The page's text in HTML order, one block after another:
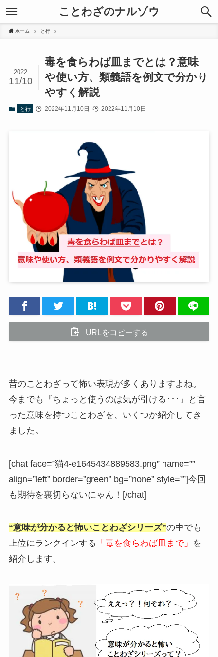
ことわざのナルゾウ
ホーム と行
毒を食らわば皿までとは？意味
や使い方、類義語を例文で分かり
やすく解説
2022
11/10
と行 2022年11月10日 2022年11月10日
URLをコピーする
昔のことわざって怖い表現が多くありますよね。
今までも『ちょっと使うのは気が引ける･･･』と言
った意味を持つことわざを、いくつか紹介してき
ました。
[chat face=”猫4-e1645434889583.png” name=””
align=”left” border=”green” bg=”none” style=””]今回
も期待を裏切らないにゃん！[/chat]
“意味が分かると怖いことわざシリーズ”の中でも
上位にランクインする 「毒を食らわば皿まで」 を
紹介します。